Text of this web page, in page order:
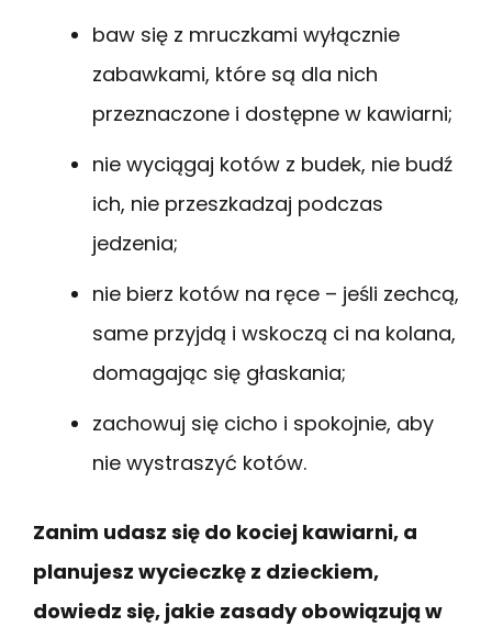
baw się z mruczkami wyłącznie
zabawkami, które są dla nich
przeznaczone i dostępne w kawiarni;
nie wyciągaj kotów z budek, nie budź
ich, nie przeszkadzaj podczas
jedzenia;
nie bierz kotów na ręce – jeśli zechcą,
same przyjdą i wskoczą ci na kolana,
domagając się głaskania;
zachowuj się cicho i spokojnie, aby
nie wystraszyć kotów.
Zanim udasz się do kociej kawiarni, a
planujesz wycieczkę z dzieckiem,
dowiedz się, jakie zasady obowiązują w